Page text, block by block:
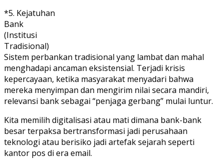
*5. Kejatuhan
Bank
(Institusi
Tradisional)
Sistem perbankan tradisional yang lambat dan mahal
menghadapi ancaman eksistensial. Terjadi krisis
kepercayaan, ketika masyarakat menyadari bahwa
mereka menyimpan dan mengirim nilai secara mandiri,
relevansi bank sebagai “penjaga gerbang” mulai luntur.
Kita memilih digitalisasi atau mati dimana bank-bank
besar terpaksa bertransformasi jadi perusahaan
teknologi atau berisiko jadi artefak sejarah seperti
kantor pos di era email.